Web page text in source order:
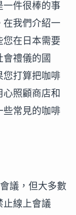
一件很棒的事
在我們介紹一
您在日本需要
禮儀的國
您打算把咖啡
照顧商店和
些常見的咖啡
議，但大多數
止線上會議